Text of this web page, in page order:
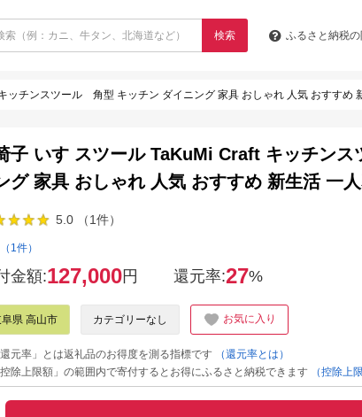
検索 ふるさと納税の
ッチンスツール 角型 キッチン ダイニング 家具 おしゃれ 人気 おすすめ
子 いす スツール TaKuMi Craft キッチン
グ 家具 おしゃれ 人気 おすすめ 新生活 一
5.0 （1件）
（1件）
金額:127,000円 還元率:27%
県 高山市 カテゴリーなし お気に入り
元率」とは返礼品のお得度を測る指標です
（還元率とは）
除上限額」の範囲内で寄付するとお得にふるさと納税できます
（控除上